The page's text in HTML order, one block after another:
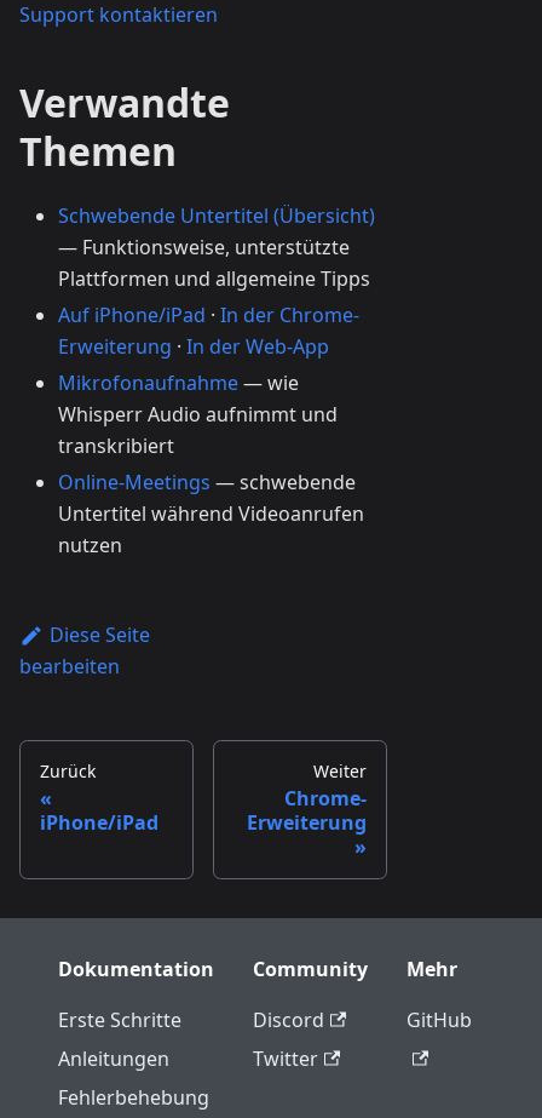
Support kontaktieren
Verwandte
Themen
Schwebende Untertitel (Übersicht)
— Funktionsweise, unterstützte
Plattformen und allgemeine Tipps
Auf iPhone/iPad · In der Chrome-
Erweiterung · In der Web-App
Mikrofonaufnahme— wie
Whisperr Audio aufnimmt und
transkribiert
Online-Meetings — schwebende
Untertitel während Videoanrufen
nutzen
Diese Seite
bearbeiten
Zurück
iPhone/iPad
Weiter
Chrome-
Erweiterung
Dokumentation
Erste Schritte
Anleitungen
Fehlerbehebung
Community
Discord
Twitter
Mehr
GitHub